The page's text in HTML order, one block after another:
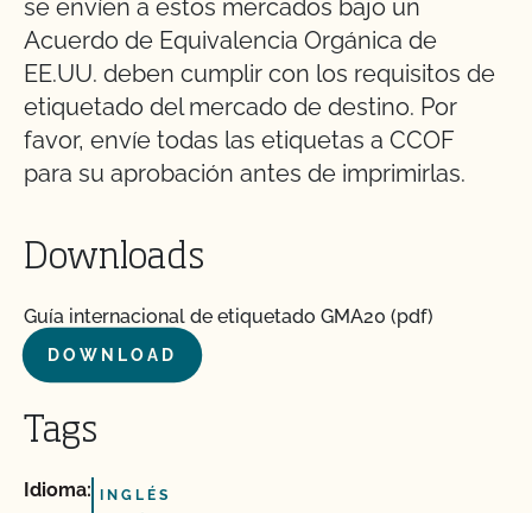
se envíen a estos mercados bajo un
Acuerdo de Equivalencia Orgánica de
EE.UU. deben cumplir con los requisitos de
etiquetado del mercado de destino. Por
favor, envíe todas las etiquetas a CCOF
para su aprobación antes de imprimirlas.
Downloads
Guía internacional de etiquetado GMA20 (pdf)
DOWNLOAD
Tags
Idioma: INGLÉS